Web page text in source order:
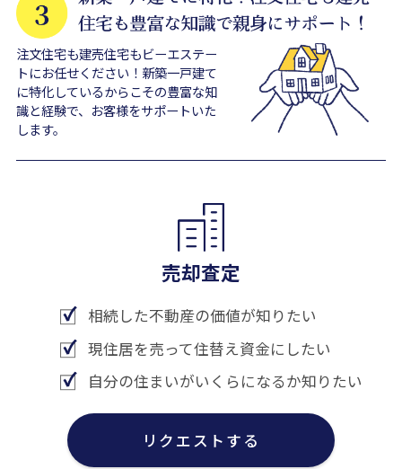
注文住宅も建売住宅もビーエステー
トにお任せください！新築一戸建て
に特化しているからこその豊富な知
識と経験で、お客様をサポートいた
します。
売却査定
相続した不動産の価値が知りたい
現住居を売って住替え資金にしたい
自分の住まいがいくらになるか知りたい
リクエストする